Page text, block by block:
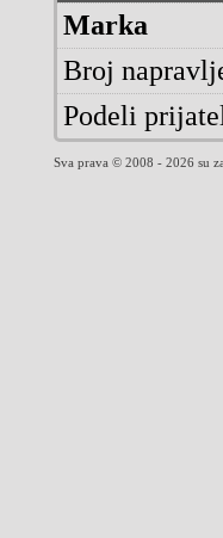
Marka
Broj
Podeli
Sva prava © 2008 - 2026 su